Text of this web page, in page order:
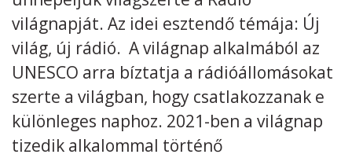
világnapját. Az idei esztendő témája: Új
világ, új rádió. A világnap alkalmából az
UNESCO arra bíztatja a rádióállomásokat
szerte a világban, hogy csatlakozzanak e
különleges naphoz. 2021-ben a világnap
tizedik alkalommal történő